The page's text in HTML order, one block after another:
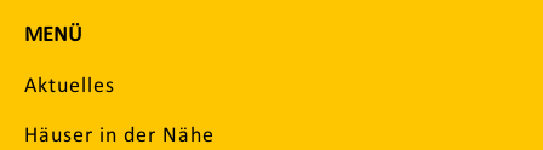
MENÜ
Aktuelles
Häuser in der Nähe